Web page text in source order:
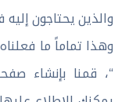
والذين يحتاجون
“، قمنا بإنشاء